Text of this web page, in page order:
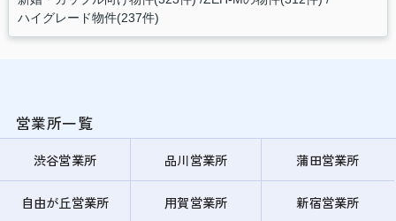
ハイグレード物件(237件)
営業所一覧
渋谷営業所 品川営業所 蒲田営業所
自由が丘営業所 用賀営業所 新宿営業所